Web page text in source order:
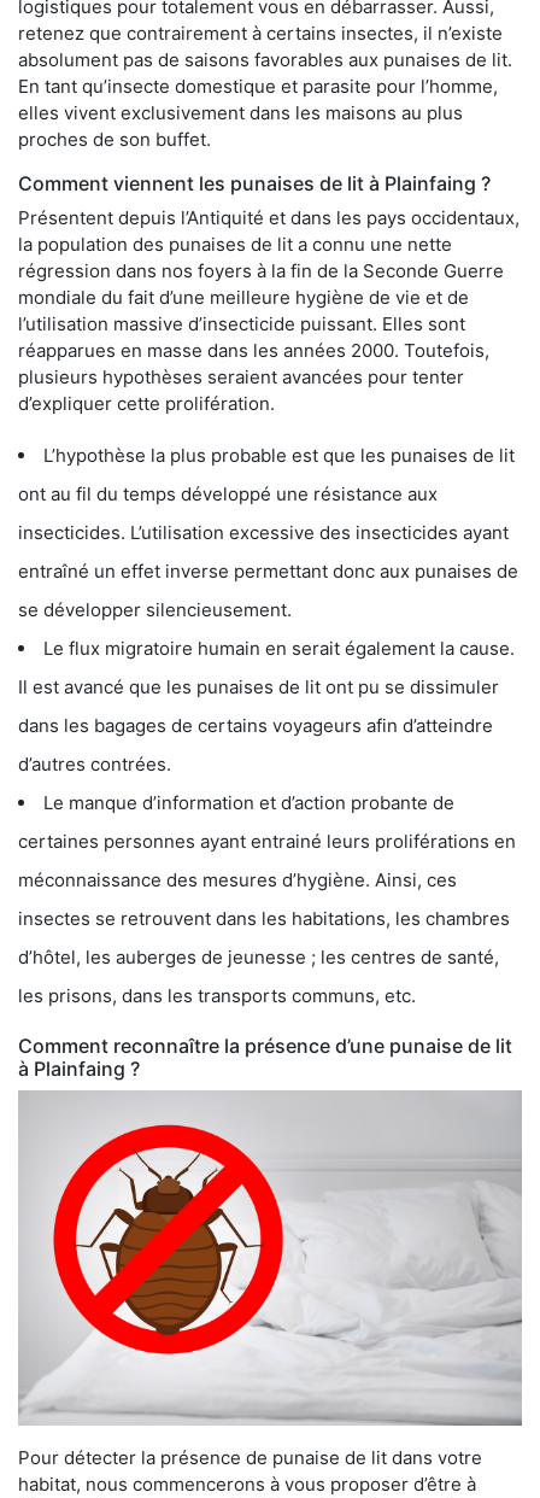
logistiques pour totalement vous en débarrasser. Aussi,
retenez que contrairement à certains insectes, il n’existe
absolument pas de saisons favorables aux punaises de lit.
En tant qu’insecte domestique et parasite pour l’homme,
elles vivent exclusivement dans les maisons au plus
proches de son buffet.
Comment viennent les punaises de lit à Plainfaing ?
Présentent depuis l’Antiquité et dans les pays occidentaux,
la population des punaises de lit a connu une nette
régression dans nos foyers à la fin de la Seconde Guerre
mondiale du fait d’une meilleure hygiène de vie et de
l’utilisation massive d’insecticide puissant. Elles sont
réapparues en masse dans les années 2000. Toutefois,
plusieurs hypothèses seraient avancées pour tenter
d’expliquer cette prolifération.
L’hypothèse la plus probable est que les punaises de lit
ont au fil du temps développé une résistance aux
insecticides. L’utilisation excessive des insecticides ayant
entraîné un effet inverse permettant donc aux punaises de
se développer silencieusement.
Le flux migratoire humain en serait également la cause.
Il est avancé que les punaises de lit ont pu se dissimuler
dans les bagages de certains voyageurs afin d’atteindre
d’autres contrées.
Le manque d’information et d’action probante de
certaines personnes ayant entrainé leurs proliférations en
méconnaissance des mesures d’hygiène. Ainsi, ces
insectes se retrouvent dans les habitations, les chambres
d’hôtel, les auberges de jeunesse ; les centres de santé,
les prisons, dans les transports communs, etc.
Comment reconnaître la présence d’une punaise de lit
à Plainfaing ?
Pour détecter la présence de punaise de lit dans votre
habitat, nous commencerons à vous proposer d’être à